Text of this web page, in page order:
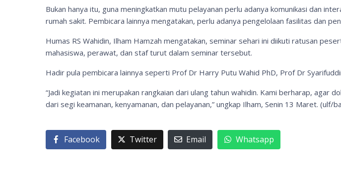
Bukan hanya itu, guna meningkatkan mutu pelayanan perlu adanya komunikasi dan
rumah sakit. Pembicara lainnya mengatakan, perlu adanya pengelolaan fasilitas dan
Humas RS Wahidin, Ilham Hamzah mengatakan, seminar sehari ini diikuti ratusan
mahasiswa, perawat, dan staf turut dalam seminar tersebut.
Hadir pula pembicara lainnya seperti Prof Dr Harry Putu Wahid PhD, Prof Dr
“Jadi kegiatan ini merupakan rangkaian dari ulang tahun wahidin. Kami berharap,
dari segi keamanan, kenyamanan, dan pelayanan,” ungkap Ilham, Senin 13 Maret. (ulf/
Facebook Twitter Email Whatsapp